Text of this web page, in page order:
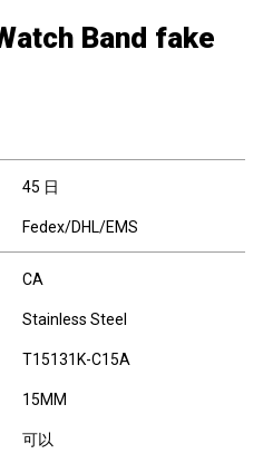
Band fake
45 日
Fedex/DHL/EMS
CA
Stainless Steel
T15131K-C15A
15MM
可以